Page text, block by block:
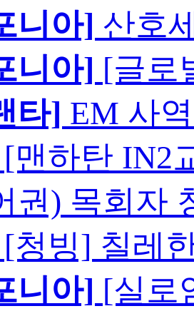
니아] 산호
니아] [글로
타] EM 사
[맨하탄 IN2
권) 목회자
[청빙] 칠레
니아] [실로